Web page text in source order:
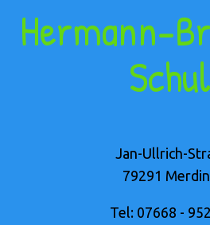
Hermann-
Jan-Ullrich-
79291
Tel: 07668 -